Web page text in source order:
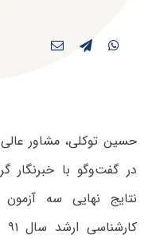
حسین توکلی، مشاور
در گفت‌وگو با خبرنگار
نتایج نهایی سه آزمون